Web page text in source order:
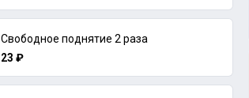
Свободное поднятие 2 раза
23 ₽